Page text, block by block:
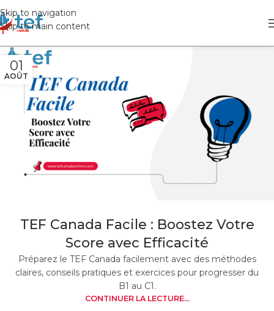
Skip to navigation
Skip to main content
01
AOÛT
TEF Canada Facile : Boostez Votre
Score avec Efficacité
Préparez le TEF Canada facilement avec des méthodes
claires, conseils pratiques et exercices pour progresser du
B1 au C1.
CONTINUER LA LECTURE...